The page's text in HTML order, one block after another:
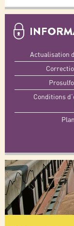
Actualisation
Conditions